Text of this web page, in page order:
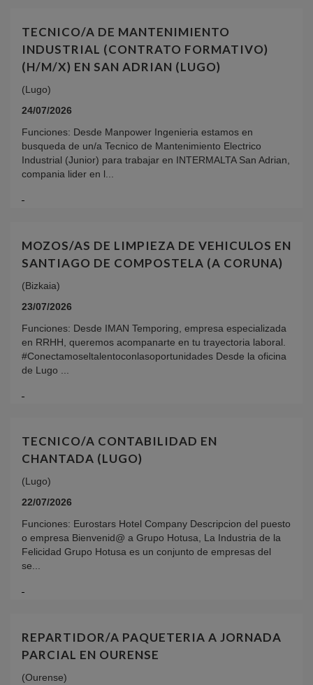
TECNICO/A DE MANTENIMIENTO
INDUSTRIAL (CONTRATO FORMATIVO)
(H/M/X) EN SAN ADRIAN (LUGO)
(Lugo)
24/07/2026
Funciones: Desde Manpower Ingenieria estamos en
busqueda de un/a Tecnico de Mantenimiento Electrico
Industrial (Junior) para trabajar en INTERMALTA San Adrian,
compania lider en l...
MOZOS/AS DE LIMPIEZA DE VEHICULOS EN
SANTIAGO DE COMPOSTELA (A CORUNA)
(Bizkaia)
23/07/2026
Funciones: Desde IMAN Temporing, empresa especializada
en RRHH, queremos acompanarte en tu trayectoria laboral.
#Conectamoseltalentoconlasoportunidades Desde la oficina
de Lugo ...
TECNICO/A CONTABILIDAD EN
CHANTADA (LUGO)
(Lugo)
22/07/2026
Funciones: Eurostars Hotel Company Descripcion del puesto
o empresa Bienvenid@ a Grupo Hotusa, La Industria de la
Felicidad Grupo Hotusa es un conjunto de empresas del
se...
REPARTIDOR/A PAQUETERIA A JORNADA
PARCIAL EN OURENSE
(Ourense)